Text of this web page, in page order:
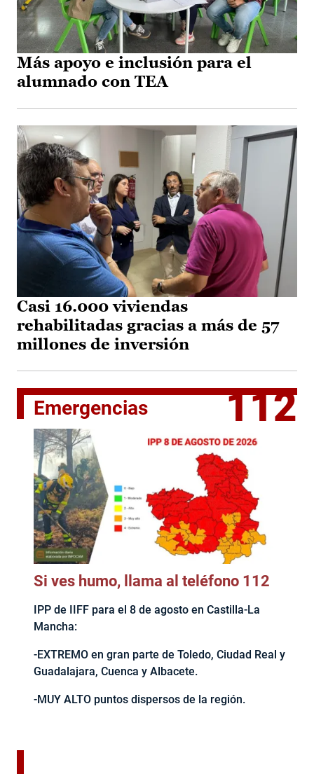
Más apoyo e inclusión para el
alumnado con TEA
Casi 16.000 viviendas
rehabilitadas gracias a más de 57
millones de inversión
Emergencias 112
Si ves humo, llama al teléfono 112
IPP de IIFF para el 8 de agosto en Castilla-La
Mancha:
-EXTREMO en gran parte de Toledo, Ciudad Real y
Guadalajara, Cuenca y Albacete.
-MUY ALTO puntos dispersos de la región.